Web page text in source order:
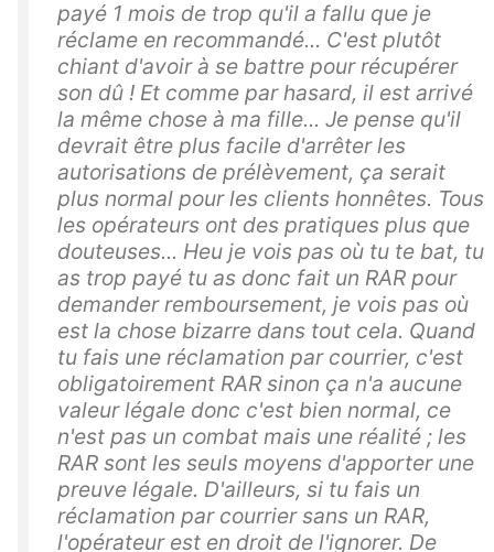
payé 1 mois de trop qu'il a fallu que je
réclame en recommandé... C'est plutôt
chiant d'avoir à se battre pour récupérer
son dû ! Et comme par hasard, il est arrivé
la même chose à ma fille... Je pense qu'il
devrait être plus facile d'arrêter les
autorisations de prélèvement, ça serait
plus normal pour les clients honnêtes. Tous
les opérateurs ont des pratiques plus que
douteuses... Heu je vois pas où tu te bat, tu
as trop payé tu as donc fait un RAR pour
demander remboursement, je vois pas où
est la chose bizarre dans tout cela. Quand
tu fais une réclamation par courrier, c'est
obligatoirement RAR sinon ça n'a aucune
valeur légale donc c'est bien normal, ce
n'est pas un combat mais une réalité ; les
RAR sont les seuls moyens d'apporter une
preuve légale. D'ailleurs, si tu fais un
réclamation par courrier sans un RAR,
l'opérateur est en droit de l'ignorer. De